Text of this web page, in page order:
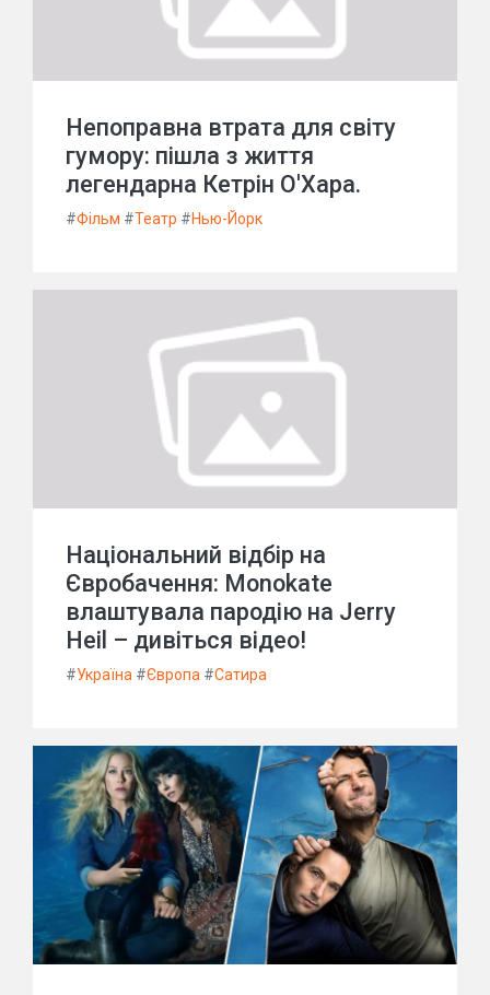
Непоправна втрата для світу
гумору: пішла з життя
легендарна Кетрін О'Хара.
#Фільм #Театр #Нью-Йорк
Національний відбір на
Євробачення: Monokate
влаштувала пародію на Jerry
Heil – дивіться відео!
#Україна #Європа #Сатира